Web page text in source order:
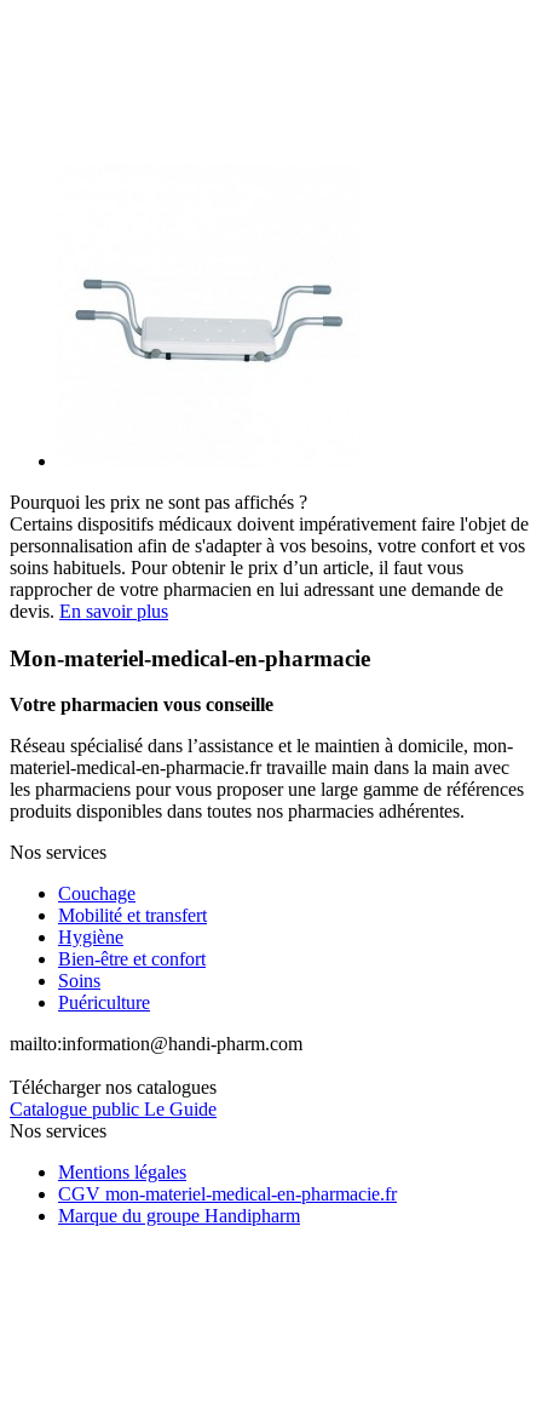
Pourquoi les prix ne sont pas affichés ?
Certains dispositifs médicaux doivent impérativement faire l'objet de
personnalisation afin de s'adapter à vos besoins, votre confort et vos
soins habituels. Pour obtenir le prix d’un article, il faut vous
rapprocher de votre pharmacien en lui adressant une demande de
devis. En savoir plus
Mon-materiel-medical-en-pharmacie
Votre pharmacien vous conseille
Réseau spécialisé dans l’assistance et le maintien à domicile, mon-
materiel-medical-en-pharmacie.fr travaille main dans la main avec
les pharmaciens pour vous proposer une large gamme de références
produits disponibles dans toutes nos pharmacies adhérentes.
Nos services
Couchage
Mobilité et transfert
Hygiène
Bien-être et confort
Soins
Puériculture
mailto:information@handi-pharm.com
Télécharger nos catalogues
Catalogue public Le Guide
Nos services
Mentions légales
CGV mon-materiel-medical-en-pharmacie.fr
Marque du groupe Handipharm